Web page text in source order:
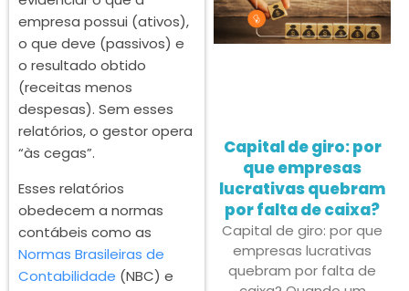
empresa possui (ativos),
o que deve (passivos) e
o resultado obtido
(receitas menos
despesas). Sem esses
relatórios, o gestor opera
“às cegas”.
Esses relatórios
obedecem a normas
contábeis como as
Normas Brasileiras de
Contabilidade (NBC) e
Capital de giro: por
que empresas
lucrativas quebram
por falta de caixa?
Capital de giro: por que
empresas lucrativas
quebram por falta de